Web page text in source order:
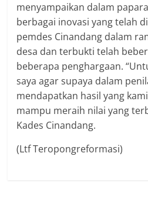
menyampaikan dalam
berbagai inovasi yang telah
pemdes Cinandang dalam
desa dan terbukti telah
beberapa penghargaan.
saya agar supaya dalam
mendapatkan hasil yang
mampu meraih nilai yang
Kades Cinandang.
(Ltf Teropongreformasi)